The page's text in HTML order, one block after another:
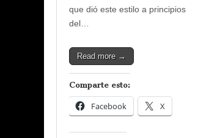
que dió este estilo a principios
del…
Read more →
Comparte esto:
Facebook X